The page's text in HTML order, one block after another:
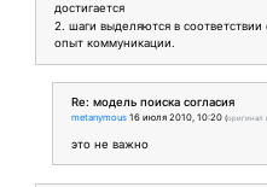
достигается
2. шаги выделяются в
опыт коммуникации.
Re: модель поиска согласия
metanymous 16 июля 2010, 10:20 (
это не важно